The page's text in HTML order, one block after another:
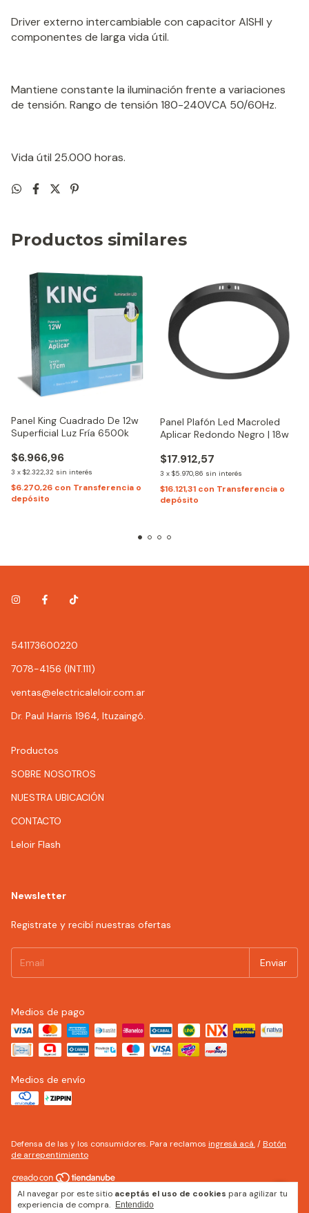
Al navegar por este sitio aceptás el uso de cookies para agilizar tu
experiencia de compra.
Entendido
Driver externo intercambiable con capacitor AISHI y
componentes de larga vida útil.
Mantiene constante la iluminación frente a variaciones
de tensión. Rango de tensión 180-240VCA 50/60Hz.
Vida útil 25.000 horas.
Productos similares
Panel King Cuadrado De 12w
Superficial Luz Fría 6500k
$6.966,96
3 x $2.322,32 sin interés
$6.270,26 con Transferencia o
depósito
Panel Plafón Led Macroled
Aplicar Redondo Negro | 18w
$17.912,57
3 x $5.970,86 sin interés
$16.121,31 con Transferencia o
depósito
541173600220
7078-4156 (INT.111)
ventas@electricaleloir.com.ar
Dr. Paul Harris 1964, Ituzaingó.
Productos
SOBRE NOSOTROS
NUESTRA UBICACIÓN
CONTACTO
Leloir Flash
Newsletter
Registrate y recibí nuestras ofertas
Medios de pago
Medios de envío
Defensa de las y los consumidores. Para reclamos ingresá acá./ Botón
de arrepentimiento
Copyright Eléctrica Leloir - 2026. Todos los derechos reservados.